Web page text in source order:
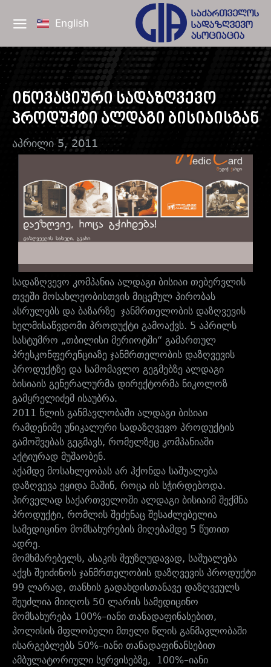
English
ინოვაციური სადაზღვევო
პროდუქტი ალდაგი ბისიაისგან
აპრილი 5, 2011
სადაზღვევო კომპანია ალდაგი ბისიაი თებერვლის
თვეში მოსახლეობისთვის მიცემულ პირობას
ასრულებს და ბაზარზე ჯანმრთელობის დაზღვევის
ხელმისაწვდომი პროდუქტი გამოაქვს. 5 აპრილს
სასტუმრო „თბილისი მერიოტში“ გამართულ
პრესკონფერენციაზე ჯანმრთელობის დაზღვევის
პროდუქტზე და სამომავლო გეგმებზე ალდაგი
ბისიაის გენერალურმა დირექტორმა ნიკოლოზ
გამყრელიძემ ისაუბრა.
2011 წლის განმავლობაში ალდაგი ბისიაი
რამდენიმე უნიკალური სადაზღვევო პროდუქტის
გამოშვებას გეგმავს, რომელზეც კომპანიაში
აქტიურად მუშაობენ.
აქამდე მოსახლეობას არ ჰქონდა საშუალება
დაზღვევა ეყიდა მაშინ, როცა ის სჭირდებოდა.
პირველად საქართველოში ალდაგი ბისიაიმ შექმნა
პროდუქტი, რომლის შეძენაც შესაძლებელია
სამედიცინო მომსახურების მიღებამდე 5 წუთით
ადრე.
მომხმარებელს, ასაკის შეუზღუდავად, საშუალება
აქვს შეიძინოს ჯანმრთელობის დაზღვევის პროდუქტი
99 ლარად, თანხის გადახდისთანავე დაზღვეულს
შეუძლია მიიღოს 50 ლარის სამედიცინო
მომსახურება 100%–იანი თანადაფინასებით,
პოლისის მფლობელი მთელი წლის განმავლობაში
ისარგებლებს 50%–იანი თანადაფინანსებით
ამბულატორიული სერვისებზე, 100%–იანი